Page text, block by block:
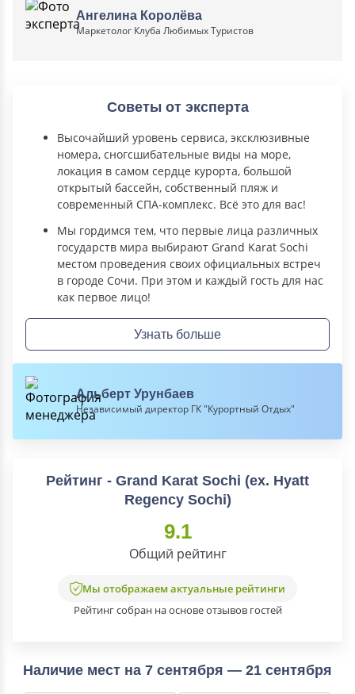
Ангелина Королёва
Маркетолог Клуба Любимых Туристов
Альберт Урунбаев
Независимый директор ГК "Курортный Отдых"
Советы от эксперта
Высочайший уровень сервиса, эксклюзивные
номера, сногсшибательные виды на море,
локация в самом сердце курорта, большой
открытый бассейн, собственный пляж и
современный СПА-комплекс. Всё это для вас!
Мы гордимся тем, что первые лица различных
государств мира выбирают Grand Karat Sochi
местом проведения своих официальных встреч
в городе Сочи. При этом и каждый гость для нас
как первое лицо!
Узнать больше
Рейтинг - Grand Karat Sochi (ex. Hyatt
Regency Sochi)
9.1
Общий рейтинг
Мы отображаем актуальные рейтинги
Рейтинг собран на основе отзывов гостей
Наличие мест на 7 сентября — 21 сентября